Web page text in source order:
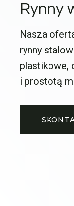
Rynny
Nasza
rynny
plastikowe,
i prostotą